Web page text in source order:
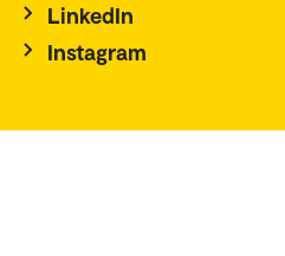
LinkedIn
Instagram